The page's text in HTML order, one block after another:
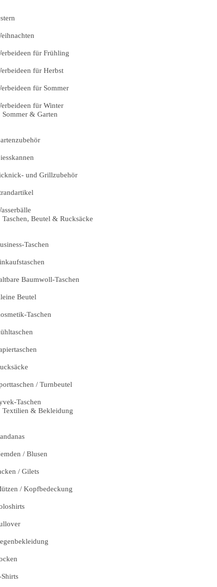
für Frühling
für Herbst
für Sommer
für Winter
Sommer & Garten
und Grillzubehör
Taschen, Beutel & Rucksäcke
Taschen
Baumwoll-Taschen
Beutel
Taschen
/ Turnbeutel
Taschen
Textilien & Bekleidung
/ Blusen
/ Gilets
/ Kopfbedeckung
Shirts